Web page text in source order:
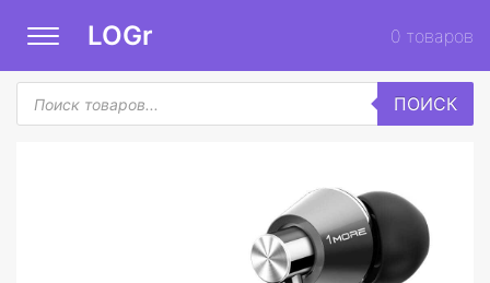
LOGr 0 товаров
Поиск
товаров
ПОИСК